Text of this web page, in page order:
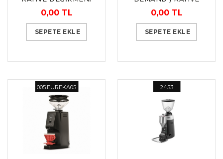
“MAZZER”
0,00 TL
SEPETE EKLE
DEĞİRMENİ
0,00 TL
SEPETE EKLE
005.EUREKA05 2453